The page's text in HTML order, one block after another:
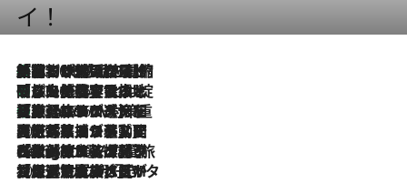
イ！
2026.8.6
「荷物が増えるほど旅ストレスは増す」美容ジャーナリストがたどり着いた最終結論。“化粧品を劇的に減らす”感動の凝縮美容とは
2026.8.6
「旅先には金髪ウィッグを持参」日本と同じメイクでは損してる!? 美容ジャーナリストが提案する“掟破りの旅美容”とは
2026.8.6
【厳選旅コスメ】「身軽さ＆UV対策重視！」ヘアアーティストshucoが選んだ夏旅ベストコスメを発表【Mサイズジップ】
2026.8.5
【厳選旅コスメ】国内をあちこち移動する河井菜摘が選んだ夏旅ベストコスメ発表！「リラックスアイテムはマスト」【Mサイズジップ】
2026.8.4
【厳選旅コスメ】「紫外線＆乾燥対策しながらメイク感も！」ヘア＆メイクGeorgeが選んだ夏旅ベストコスメを発表！【Mサイズジップ】
2026.8.3
【厳選旅コスメ】「保湿もタイパ重視！」“サウナ好き”タレント清水みさとが愛用する夏旅ベストコスメを発表！【Mサイズジップ】